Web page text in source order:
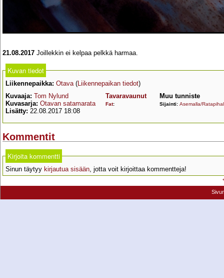
21.08.2017 Joillekkin ei kelpaa pelkkä harmaa.
Kuvan tiedot
Liikennepaikka: Otava(Liikennepaikan tiedot)
Kuvaaja: Tom Nylund
Kuvasarja: Otavan satamarata
Lisätty: 22.08.2017 18:08
Tavaravaunut
Fat:
Muu tunniste
Sijainti: Asemalla/
Kommentit
Kirjoita kommentti
Sinun täytyy kirjautua sisään, jotta voit kirjoittaa kommentteja!